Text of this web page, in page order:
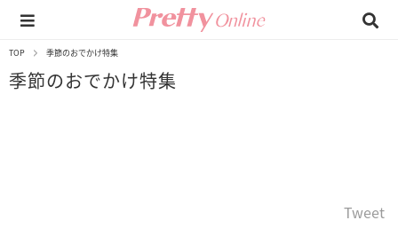
TOP 季節のおでかけ特集
季節のおでかけ特集
Tweet